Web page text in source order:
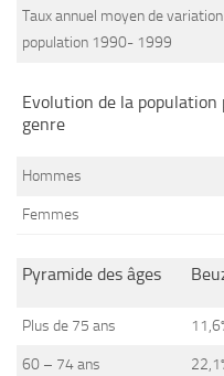
Taux annuel moyen de
population 1990- 1999
Evolution de la population
genre
Hommes
Femmes
Pyramide des âges
Plus de 75 ans
60 – 74 ans